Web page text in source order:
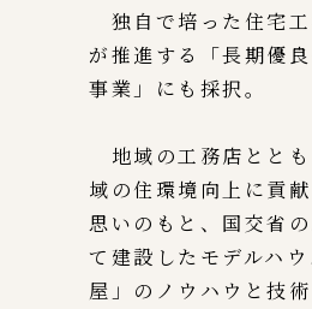
独自で培った住宅
が推進する「長期優
事業」にも採択。
地域の工務店とと
域の住環境向上に貢
思いのもと、国交省
て建設したモデルハ
屋」のノウハウと技